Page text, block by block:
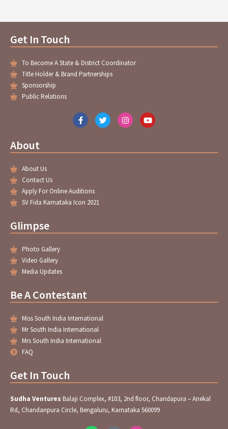
Get In Touch
To Become A State & District Coordinator
Title Holder & Brand Partnerships
Sponsorship
Public Relations
F
a
c
o
T
w
i
e
I
n
s
g
Y
o
u
b
About
About Us
Contact Us
Apply For Online Auditions
SV Fida Karnataka Icon 2021
Glimpse
Photo Gallery
Video Gallery
Media Updates
Be A Contestant
Miss South India International
Mr South India International
Mrs South India International
FAQ
Get In Touch
Sudha Ventures Balaji Complex, #103, 2nd floor, Chandapura – Anekal
Rd, Chandanpura Circle, Bengaluru, Karnataka 560099